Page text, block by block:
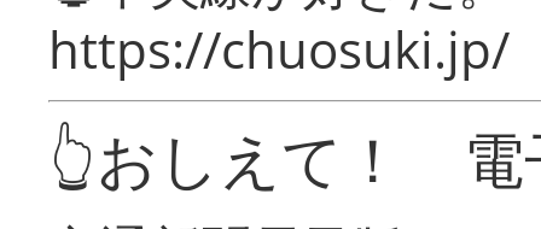
https://chuosuki.jp/
👆おしえて！ 電